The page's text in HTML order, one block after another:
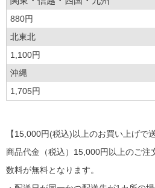
880円
北東北
1,100円
沖縄
1,705円
【15,000円(税込)以上のお買い上げで
商品代金（税込）15,000円以上のご注
数料が無料となります。